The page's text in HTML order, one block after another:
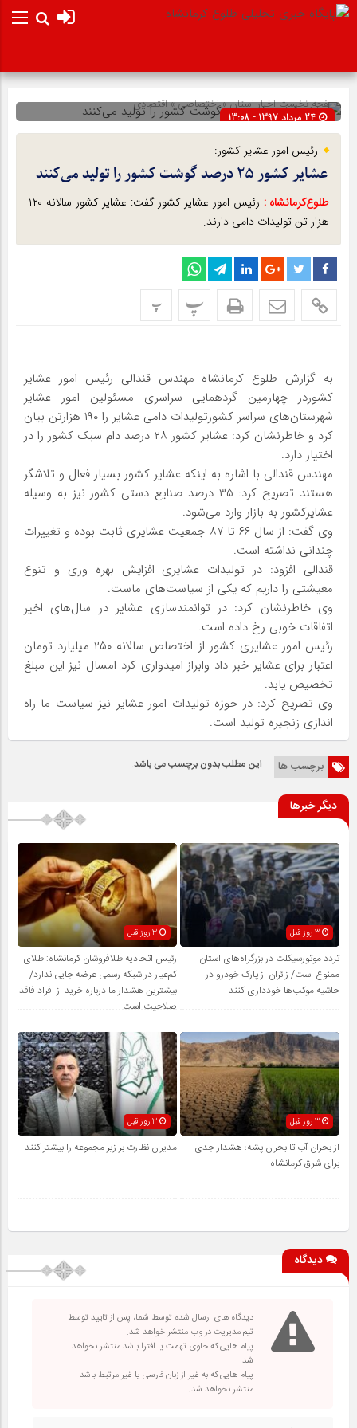
صفحه نخستاخبار استان»اختصاصی»اقتصادی
24 مرداد 1397 - 13:08
شناسه : 8508
رئیس امور عشایر کشور:
عشایر کشور ۲۵ درصد گوشت کشور را تولید می‌کنند
طلوع‌‌کرمانشاه :
رئیس امور عشایر کشور گفت: عشایر کشور سالانه ۱۲۰
هزار تن تولیدات دامی دارند.
پ پ
به گزارش طلوع کرمانشاه مهندس قندالی رئیس امور عشایر
کشوردر چهارمین گردهمایی سراسری مسئولین امور عشایر
شهرستان‌های سراسر کشورتولیدات دامی عشایر را ۱۹۰ هزارتن بیان
کرد و خاطرنشان کرد: عشایر کشور ۲۸ درصد دام سبک کشور را در
اختیار دارد.
مهندس قندالی با اشاره به اینکه عشایر کشور بسیار فعال و تلاشگر
هستند تصریح کرد: ۳۵ درصد صنایع دستی کشور نیز به وسیله
عشایرکشور به بازار وارد می‌شود.
وی گفت: از سال ۶۶ تا ۸۷ جمعیت عشایری ثابت بوده و تغییرات
چندانی نداشته است.
قندالی افزود: در تولیدات عشایری افزایش بهره وری و تنوع
معیشتی را داریم که یکی از سیاست‌های ماست.
وی خاطرنشان کرد: در توانمندسازی عشایر در سال‌های اخیر
اتفاقات خوبی رخ داده است.
رئیس امور عشایری کشور از اختصاص سالانه ۲۵۰ میلیارد تومان
اعتبار برای عشایر خبر داد وابراز امیدواری کرد امسال نیز این مبلغ
تخصیص یابد.
وی تصریح کرد: در حوزه تولیدات امور عشایر نیز سیاست ما راه
اندازی زنجیره تولید است.
برچسب ها این مطلب بدون برچسب می باشد.
دیگر خبرها
3 روز قبل
تردد موتورسیکلت در بزرگراه‌های استان
ممنوع است/ زائران از پارک خودرو در
حاشیه موکب‌ها خودداری کنند
رئیس اتحادیه طلافروشان کرمانشاه: طلای
کم‌عیار در شبکه رسمی عرضه جایی ندارد/
بیشترین هشدار ما درباره خرید از افراد فاقد
صلاحیت است
3 روز قبل
از بحران آب تا بحران پشه؛ هشدار جدی
برای شرق کرمانشاه
مدیران نظارت بر زیر مجموعه را بیشتر کنند
دیدگاه
دیدگاه های ارسال شده توسط شما، پس از تایید توسط
تیم مدیریت در وب منتشر خواهد شد.
پیام هایی که حاوی تهمت یا افترا باشد منتشر نخواهد
شد.
پیام هایی که به غیر از زبان فارسی یا غیر مرتبط باشد
منتشر نخواهد شد.